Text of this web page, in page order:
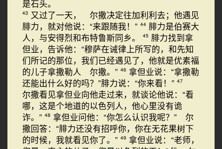
是石头。
43 又过了一天， 尔撒决定往加利利去；他遇见
腓力，就对他说：“来跟随我！” 44 腓力是伯赛大
人，与安得烈和布特鲁斯同乡。
45 腓力找到拿
但业，告诉他：“穆萨在诫律上所写的，和先知
们所记的那位，我们已经遇见了，他就是优素福
的儿子拿撒勒人 尔撒。” 46 拿但业说：“拿撒勒
还能出什么好的吗？”腓力说：“你来看！” 47
尔撒看见拿但业向他走过来，就谈论他说：“看
哪，这是个地道的以色列人，他心里没有诡
诈。” 48 拿但业问他：“你怎么认识我呢？” 尔
撒回答：“腓力还没有招呼你，你在无花果树下
的时候，我就看见你了。” 49 拿但业说：“老师，